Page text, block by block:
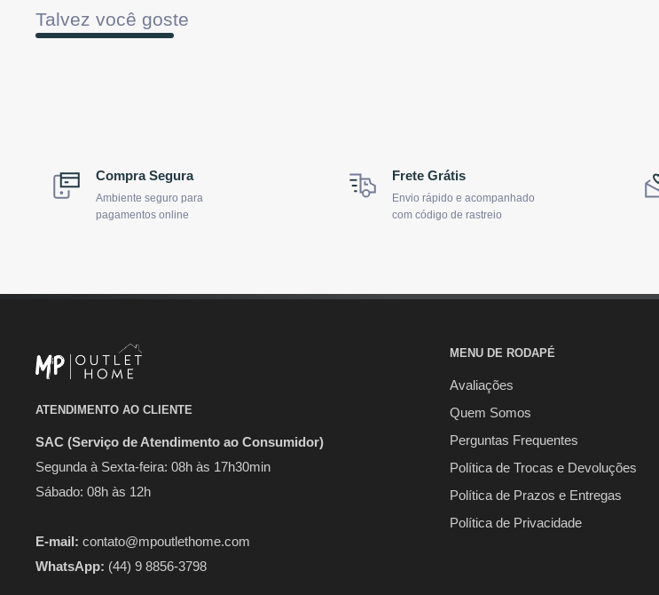
Talvez você goste
Compra Segura
Ambiente seguro para
pagamentos online
Frete Grátis
Envio rápido e acompanhado
com código de rastreio
ATENDIMENTO AO CLIENTE
SAC (Serviço de Atendimento ao Consumidor)
Segunda à Sexta-feira: 08h às 17h30min
Sábado: 08h às 12h
E-mail: contato@mpoutlethome.com
WhatsApp: (44) 9 8856-3798
MENU DE RODAPÉ
Avaliações
Quem Somos
Perguntas Frequentes
Política de Trocas e Devoluções
Política de Prazos e Entregas
Política de Privacidade